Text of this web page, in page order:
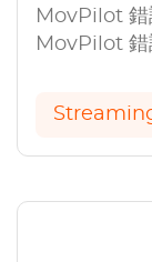
MovPilot 錯
MovPilot 錯